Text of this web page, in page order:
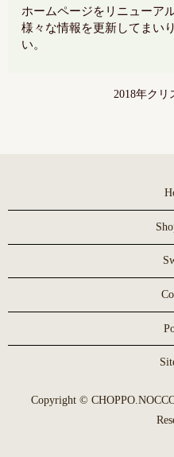
ホームページをリニューア
様々な情報を更新してまい
い。
2018年クリ
Copyright ©